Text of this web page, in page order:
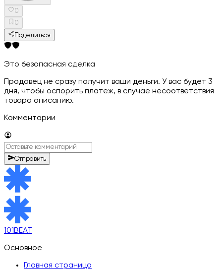
0
0
Поделиться
Это безопасная сделка
Продавец не сразу получит ваши деньги. У вас будет 3
дня, чтобы оспорить платеж, в случае несоответствия
товара описанию.
Комментарии
Отправить
101BEAT
Основное
Главная страница